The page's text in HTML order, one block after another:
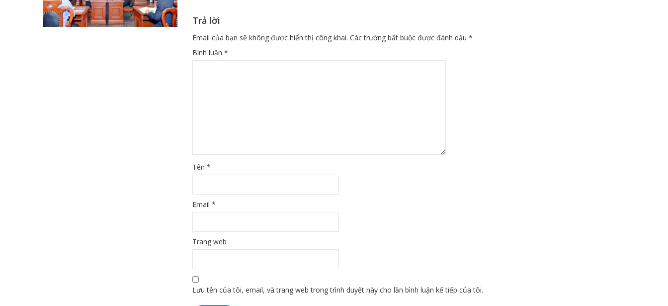
Trả lời
Email của bạn sẽ không được hiển thị công khai. Các trường bắt buộc được đánh dấu *
Bình luận *
Tên *
Email *
Trang web
Lưu tên của tôi, email, và trang web trong trình duyệt này cho lần bình luận kế tiếp của tôi.